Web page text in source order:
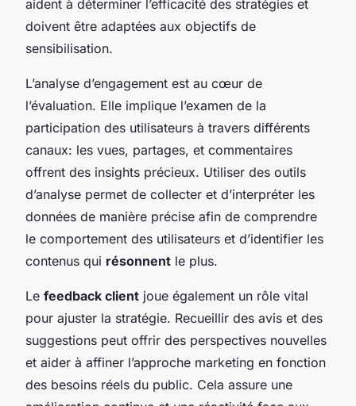
aident à déterminer l’efficacité des stratégies et
doivent être adaptées aux objectifs de
sensibilisation.
L’analyse d’engagement est au cœur de
l’évaluation. Elle implique l’examen de la
participation des utilisateurs à travers différents
canaux: les vues, partages, et commentaires
offrent des insights précieux. Utiliser des outils
d’analyse permet de collecter et d’interpréter les
données de manière précise afin de comprendre
le comportement des utilisateurs et d’identifier les
contenus qui résonnent le plus.
Le feedback client joue également un rôle vital
pour ajuster la stratégie. Recueillir des avis et des
suggestions peut offrir des perspectives nouvelles
et aider à affiner l’approche marketing en fonction
des besoins réels du public. Cela assure une